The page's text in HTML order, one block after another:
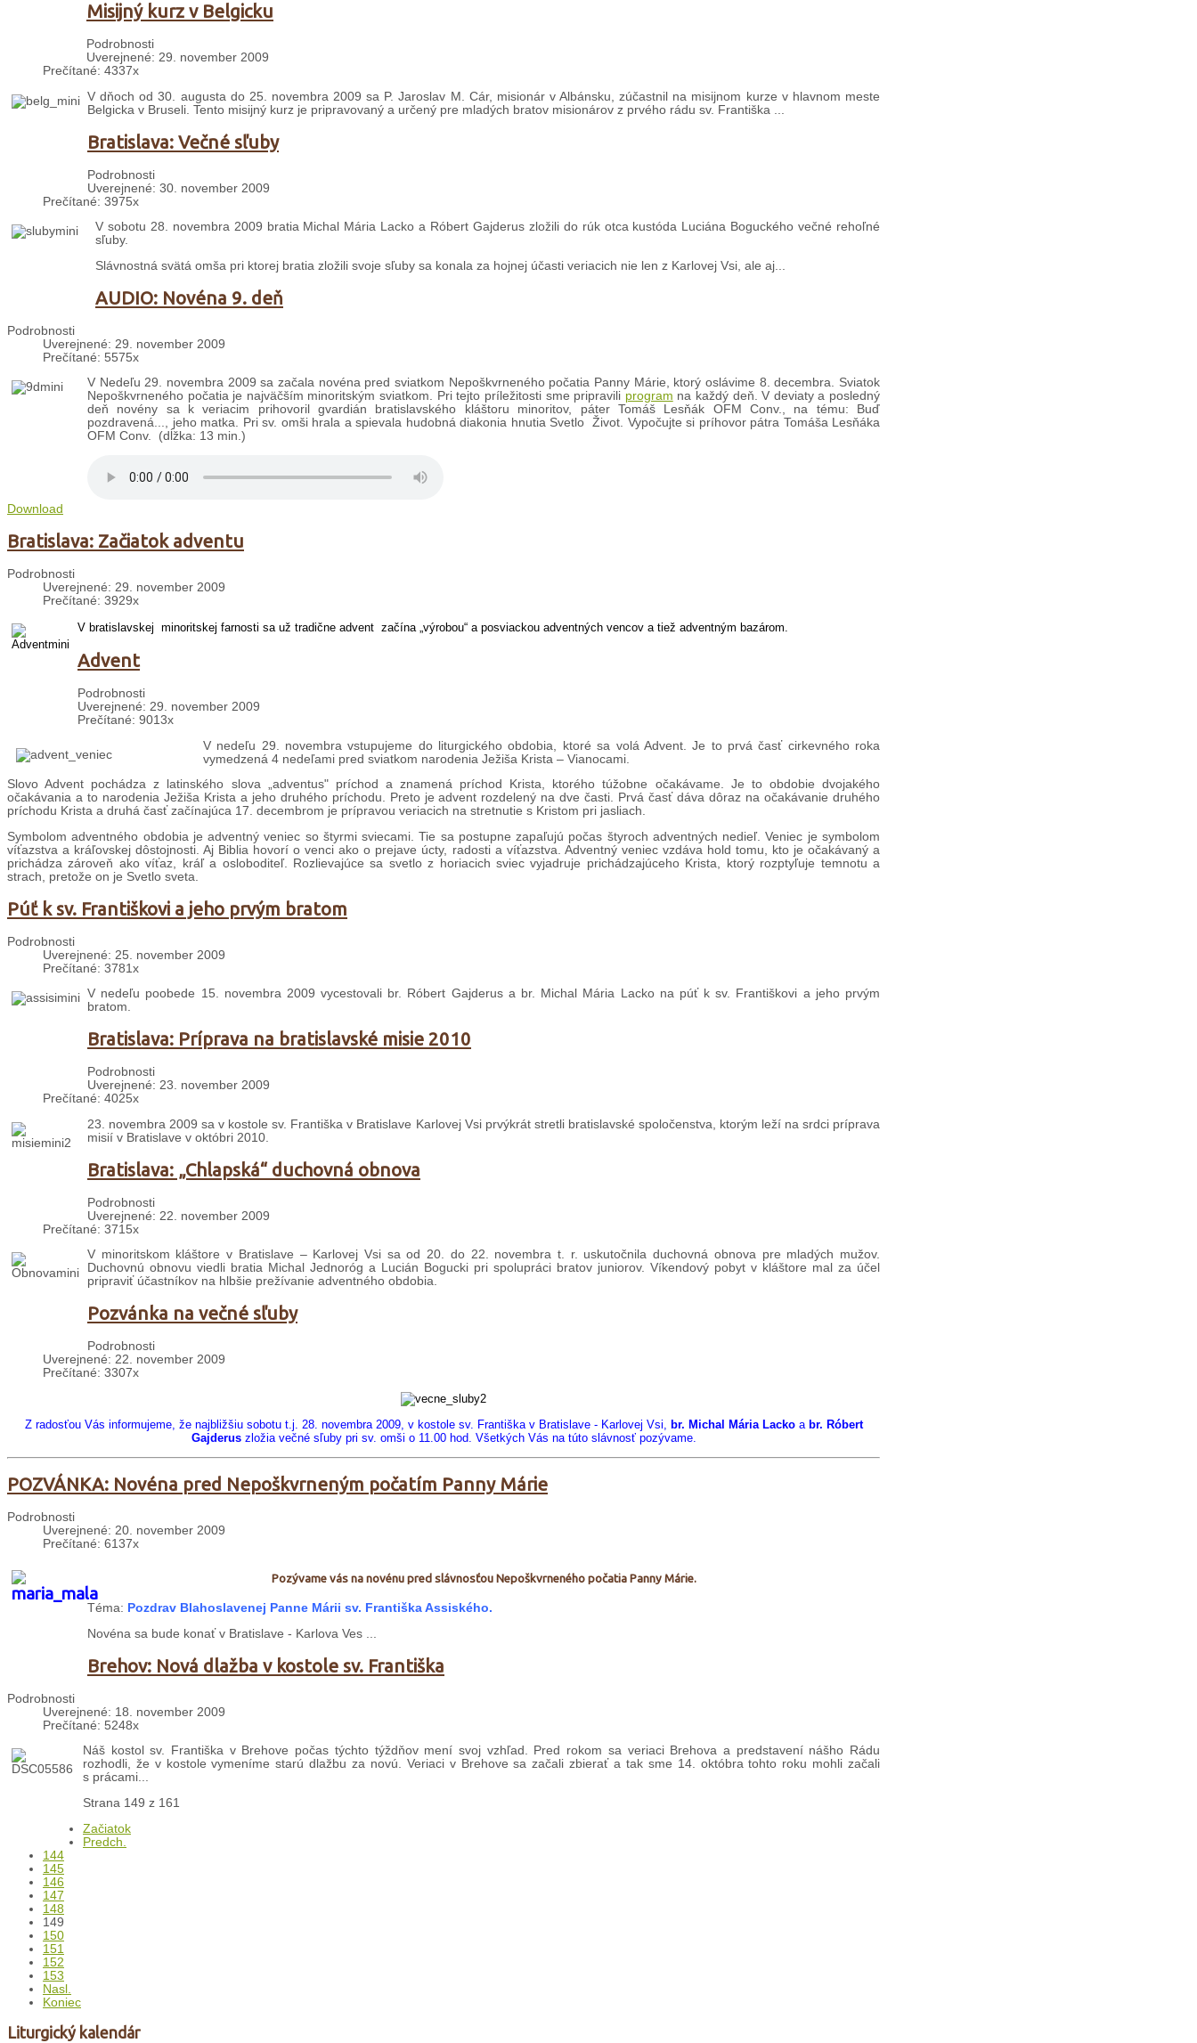
Misijný kurz v Belgicku
Podrobnosti
Uverejnené: 29. november 2009
Prečítané: 4337x
V dňoch od 30. augusta do 25. novembra 2009 sa P. Jaroslav M. Cár, misionár v Albánsku, zúčastnil na misijnom kurze v hlavnom meste
Belgicka v Bruseli. Tento misijný kurz je pripravovaný a určený pre mladých bratov misionárov z prvého rádu sv. Františka ...
Bratislava: Večné sľuby
Podrobnosti
Uverejnené: 30. november 2009
Prečítané: 3975x
V sobotu 28. novembra 2009 bratia Michal Mária Lacko a Róbert Gajderus zložili do rúk otca kustóda Luciána Boguckého večné rehoľné
sľuby.
Slávnostná svätá omša pri ktorej bratia zložili svoje sľuby sa konala za hojnej účasti veriacich nie len z Karlovej Vsi, ale aj...
AUDIO: Novéna 9. deň
Podrobnosti
Uverejnené: 29. november 2009
Prečítané: 5575x
V Nedeľu 29. novembra 2009 sa začala novéna pred sviatkom Nepoškvrneného počatia Panny Márie, ktorý oslávime 8. decembra. Sviatok
Nepoškvrneného počatia je najväčším minoritským sviatkom. Pri tejto príležitosti sme pripravili program na každý deň. V deviaty a posledný
deň novény sa k veriacim prihovoril gvardián bratislavského kláštoru minoritov, páter Tomáš Lesňák OFM Conv., na tému: Buď
pozdravená..., jeho matka. Pri sv. omši hrala a spievala hudobná diakonia hnutia Svetlo Život. Vypočujte si príhovor pátra Tomáša Lesňáka
OFM Conv. (dĺžka: 13 min.)
Download
Bratislava: Začiatok adventu
Podrobnosti
Uverejnené: 29. november 2009
Prečítané: 3929x
V bratislavskej minoritskej farnosti sa už tradične advent začína „výrobou“ a posviackou adventných vencov a tiež adventným bazárom.
Advent
Podrobnosti
Uverejnené: 29. november 2009
Prečítané: 9013x
V nedeľu 29. novembra vstupujeme do liturgického obdobia, ktoré sa volá Advent. Je to prvá časť cirkevného roka
vymedzená 4 nedeľami pred sviatkom narodenia Ježiša Krista – Vianocami.
Slovo Advent pochádza z latinského slova „adventus" príchod a znamená príchod Krista, ktorého túžobne očakávame. Je to obdobie dvojakého
očakávania a to narodenia Ježiša Krista a jeho druhého príchodu. Preto je advent rozdelený na dve časti. Prvá časť dáva dôraz na očakávanie druhého
príchodu Krista a druhá časť začínajúca 17. decembrom je prípravou veriacich na stretnutie s Kristom pri jasliach.
Symbolom adventného obdobia je adventný veniec so štyrmi sviecami. Tie sa postupne zapaľujú počas štyroch adventných nedieľ. Veniec je symbolom
víťazstva a kráľovskej dôstojnosti. Aj Biblia hovorí o venci ako o prejave úcty, radosti a víťazstva. Adventný veniec vzdáva hold tomu, kto je očakávaný a
prichádza zároveň ako víťaz, kráľ a osloboditeľ. Rozlievajúce sa svetlo z horiacich sviec vyjadruje prichádzajúceho Krista, ktorý rozptyľuje temnotu a
strach, pretože on je Svetlo sveta.
Púť k sv. Františkovi a jeho prvým bratom
Podrobnosti
Uverejnené: 25. november 2009
Prečítané: 3781x
V nedeľu poobede 15. novembra 2009 vycestovali br. Róbert Gajderus a br. Michal Mária Lacko na púť k sv. Františkovi a jeho prvým
bratom.
Bratislava: Príprava na bratislavské misie 2010
Podrobnosti
Uverejnené: 23. november 2009
Prečítané: 4025x
23. novembra 2009 sa v kostole sv. Františka v Bratislave Karlovej Vsi prvýkrát stretli bratislavské spoločenstva, ktorým leží na srdci príprava
misií v Bratislave v októbri 2010.
Bratislava: „Chlapská“ duchovná obnova
Podrobnosti
Uverejnené: 22. november 2009
Prečítané: 3715x
V minoritskom kláštore v Bratislave – Karlovej Vsi sa od 20. do 22. novembra t. r. uskutočnila duchovná obnova pre mladých mužov.
Duchovnú obnovu viedli bratia Michal Jednoróg a Lucián Bogucki pri spolupráci bratov juniorov. Víkendový pobyt v kláštore mal za účel
pripraviť účastníkov na hlbšie prežívanie adventného obdobia.
Pozvánka na večné sľuby
Podrobnosti
Uverejnené: 22. november 2009
Prečítané: 3307x
Z radosťou Vás informujeme, že najbližšiu sobotu t.j. 28. novembra 2009, v kostole sv. Františka v Bratislave - Karlovej Vsi, br. Michal Mária Lackoa br. Róbert
Gajderus zložia večné sľuby pri sv. omši o 11.00 hod. Všetkých Vás na túto slávnosť pozývame.
POZVÁNKA: Novéna pred Nepoškvrneným počatím Panny Márie
Podrobnosti
Uverejnené: 20. november 2009
Prečítané: 6137x
Pozývame vás na novénu pred slávnosťou Nepoškvrneného počatia Panny Márie.
Téma: Pozdrav Blahoslavenej Panne Márii sv. Františka Assiského.
Novéna sa bude konať v Bratislave - Karlova Ves ...
Brehov: Nová dlažba v kostole sv. Františka
Podrobnosti
Uverejnené: 18. november 2009
Prečítané: 5248x
Náš kostol sv. Františka v Brehove počas týchto týždňov mení svoj vzhľad. Pred rokom sa veriaci Brehova a predstavení nášho Rádu
rozhodli, že v kostole vymeníme starú dlažbu za novú. Veriaci v Brehove sa začali zbierať a tak sme 14. októbra tohto roku mohli začali
s prácami...
Strana 149 z 161
Začiatok
Predch.
144
145
146
147
148
149
150
151
152
153
Nasl.
Koniec
Liturgický kalendár